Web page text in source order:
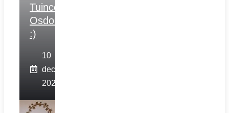
Tuincentrum
Osdorp
:)
10
december
2025